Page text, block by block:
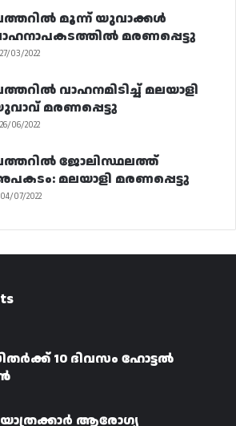
മൂന്ന് യുവാക്കൾ
മരണപ്പെട്ടു
27/03/2022
വാഹനമിടിച്ച് മലയാളി
മരണപ്പെട്ടു
26/06/2022
ജോലിസ്ഥലത്ത്
മലയാളി മരണപ്പെട്ടു
04/07/2022
10 ദിവസം ഹോട്ടൽ
ആരോഗ്യ